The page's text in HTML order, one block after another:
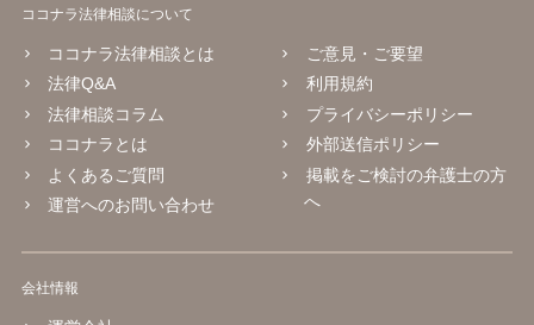
ココナラ法律相談について
ココナラ法律相談とは
法律Q&A
法律相談コラム
ココナラとは
よくあるご質問
運営へのお問い合わせ
ご意見・ご要望
利用規約
プライバシーポリシー
外部送信ポリシー
掲載をご検討の弁護士の方
へ
会社情報